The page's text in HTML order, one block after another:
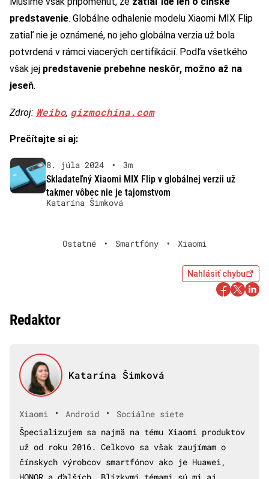
predstavenie. Globálne odhalenie modelu Xiaomi MIX Flip
zatiaľ nie je oznámené, no jeho globálna verzia už bola
potvrdená v rámci viacerých certifikácií. Podľa všetkého
však jej predstavenie prebehne neskôr, možno až na
jeseň.
Zdroj: Weibo, gizmochina.com
Prečítajte si aj:
8. júla 2024 •
3m
Skladateľný Xiaomi MIX Flip v globálnej verzii už
takmer vôbec nie je tajomstvom
Katarína Šimková
Ostatné • Smartfóny • Xiaomi
Nahlásiť chybu
Redaktor
Katarína Šimková
Xiaomi • Android •
Sociálne siete
Špecializujem sa najmä na tému Xiaomi produktov
už od roku 2016. Celkovo sa však zaujímam o
čínskych výrobcov smartfónov ako je Huawei,